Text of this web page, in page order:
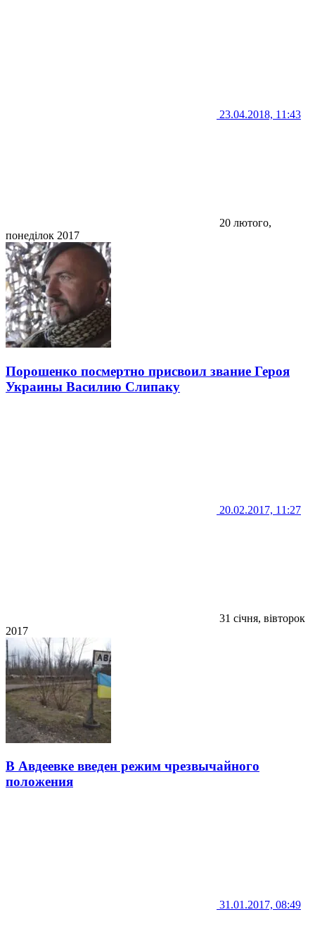
23.04.2018, 11:43
20 лютого,
понеділок 2017
Порошенко посмертно присвоил звание Героя
Украины Василию Слипаку
20.02.2017, 11:27
31 січня, вівторок
2017
В Авдеевке введен режим чрезвычайного
положения
31.01.2017, 08:49